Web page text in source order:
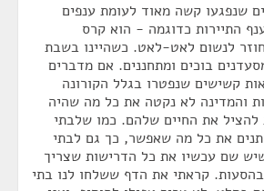
שנפגעו קשה מאוד לעומת ענפים
התיירות כדוגמה - הוא קרס
לנשום לאט-לאט. כשהיינו בשבת
בוכים ומתחננים. אם מדברים
קשישים שנפטרו בגלל הקורונה
והמדינה לא נקטה את כל מה שהיה
את החיים שלהם. כמו שלבתי
את כל מה שאפשר, כך גם לבתי
שם עכשיו את כל הדרישות שצריך
קראתי את הדף ששלחו לנו בתי